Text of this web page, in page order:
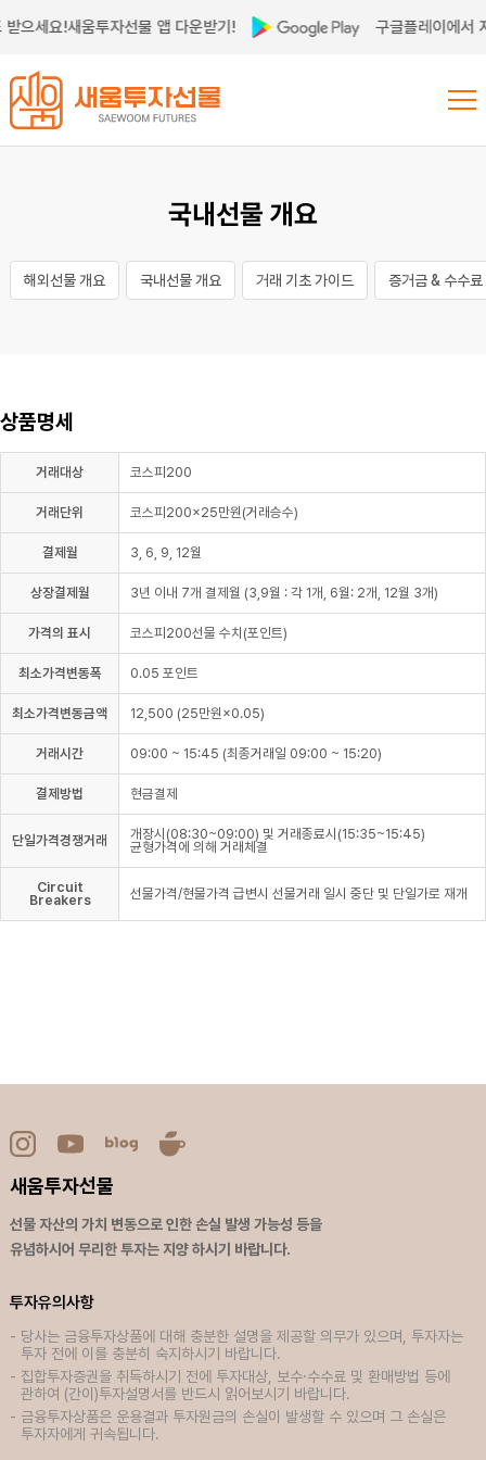
으세요!새움투자선물 앱 다운받기! 구글플레이에서
국내선물 개요
해외선물 개요 국내선물 개요 거래 기초 가이드 증거금 & 수수료
상품명세
거래대상 코스피200
거래단위 코스피200×25만원(거래승수)
결제월 3, 6, 9, 12월
상장결제월 3년 이내 7개 결제월 (3,9월 : 각 1개, 6월: 2개, 12월 3개)
가격의 표시 코스피200선물 수치(포인트)
최소가격변동폭 0.05 포인트
최소가격변동금액 12,500 (25만원×0.05)
거래시간 09:00 ~ 15:45 (최종거래일 09:00 ~ 15:20)
결제방법 현금결제
단일가격경쟁거래
개장시(08:30~09:00) 및 거래종료시(15:35~15:45)
균형가격에 의해 거래체결
Circuit
Breakers
선물가격/현물가격 급변시 선물거래 일시 중단 및 단일가로 재개
새움투자선물
선물 자산의 가치 변동으로 인한 손실 발생 가능성 등을
유념하시어 무리한 투자는 지양 하시기 바랍니다.
투자유의사항
당사는 금융투자상품에 대해 충분한 설명을 제공할 의무가 있으며, 투자자는
투자 전에 이를 충분히 숙지하시기 바랍니다.
집합투자증권을 취득하시기 전에 투자대상, 보수·수수료 및 환매방법 등에
관하여 (간이)투자설명서를 반드시 읽어보시기 바랍니다.
금융투자상품은 운용결과 투자원금의 손실이 발생할 수 있으며 그 손실은
투자자에게 귀속됩니다.